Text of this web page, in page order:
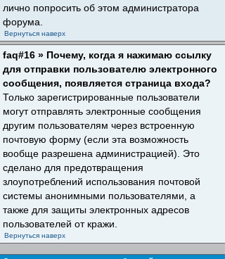
лично попросить об этом администратора
форума.
Вернуться наверх
faq#16 » Почему, когда я нажимаю ссылку
для отправки пользователю электронного
сообщения, появляется страница входа?
Только зарегистрированные пользователи
могут отправлять электронные сообщения
другим пользователям через встроенную
почтовую форму (если эта возможность
вообще разрешена администрацией). Это
сделано для предотвращения
злоупотреблений использования почтовой
системы анонимными пользователями, а
также для защиты электронных адресов
пользователей от кражи.
Вернуться наверх